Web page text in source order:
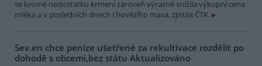
se kromě nedostatku krmení zároveň výrazně snížila výkupní cena
mléka a v posledních dnech i hovězího masa, zjistila ČTK.
Sev.en chce peníze ušetřené za rekultivace rozdělit po
dohodě s obcemi,bez státu Aktualizováno